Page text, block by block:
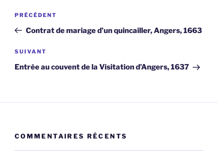
Navigation
l’article
Article
précédent
PRÉCÉDENT
Contrat de mariage d’un quincailler, Angers, 1663
Article
suivant
SUIVANT
Entrée au couvent de la Visitation d’Angers, 1637
COMMENTAIRES RÉCENTS